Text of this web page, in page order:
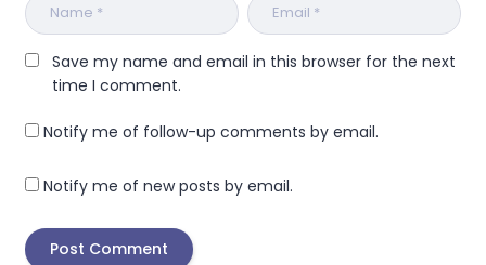
Save my name and email in this browser for the next
time I comment.
Notify me of follow-up comments by email.
Notify me of new posts by email.